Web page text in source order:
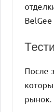
После
рынок.